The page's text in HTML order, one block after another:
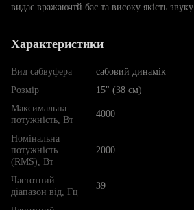
видає вражаючтй бас та високу якість звуку
Характеристики
Вид сабвуфера
сабовий динамік
Розмір
15" (38 см)
Максимальна
потужність, Вт
4000
Номінальна
потужність
(RMS), Вт
2000
Частотний
діапазон від, Гц
39